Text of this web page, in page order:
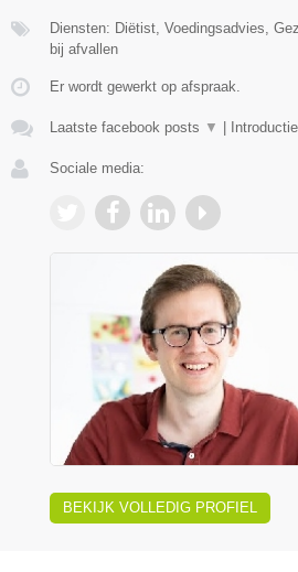
Diensten: Diëtist, Voedingsadvies,
bij afvallen
Er wordt gewerkt op afspraak.
Laatste facebook posts ▼ |
Sociale media:
BEKIJK VOLLEDIG PROFIEL